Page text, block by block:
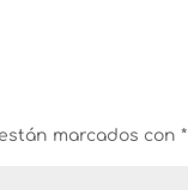
marcados con*